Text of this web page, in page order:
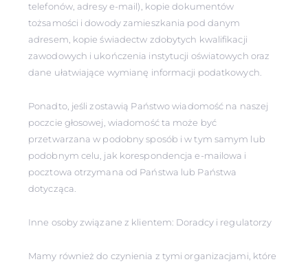
telefonów, adresy e-mail), kopie dokumentów
tożsamości i dowody zamieszkania pod danym
adresem, kopie świadectw zdobytych kwalifikacji
zawodowych i ukończenia instytucji oświatowych oraz
dane ułatwiające wymianę informacji podatkowych.
Ponadto, jeśli zostawią Państwo wiadomość na naszej
poczcie głosowej, wiadomość ta może być
przetwarzana w podobny sposób i w tym samym lub
podobnym celu, jak korespondencja e-mailowa i
pocztowa otrzymana od Państwa lub Państwa
dotycząca.
Inne osoby związane z klientem: Doradcy i regulatorzy
Mamy również do czynienia z tymi organizacjami, które